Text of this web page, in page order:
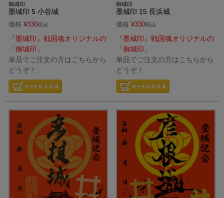
御城印
墨城印 5 小谷城
価格 ¥330税込
『墨城印』戦国魂オリジナルの
「御城印」
単品でご注文の方はこちらから
どうぞ！
御城印
墨城印 15 長浜城
価格 ¥330税込
『墨城印』戦国魂オリジナルの
「御城印」
単品でご注文の方はこちらから
どうぞ！